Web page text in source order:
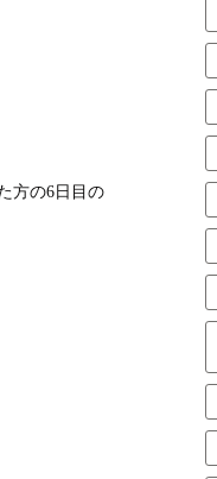
方の6日目の